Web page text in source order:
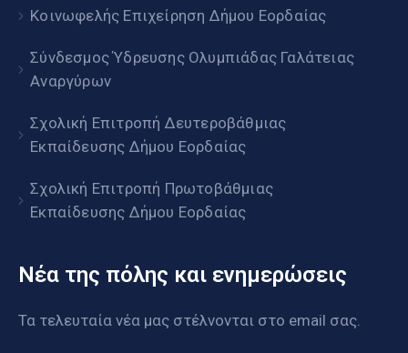
Κοινωφελής Επιχείρηση Δήμου Εορδαίας
Σύνδεσμος Ύδρευσης Ολυμπιάδας Γαλάτειας
Αναργύρων
Σχολική Επιτροπή Δευτεροβάθμιας
Εκπαίδευσης Δήμου Εορδαίας
Σχολική Επιτροπή Πρωτοβάθμιας
Εκπαίδευσης Δήμου Εορδαίας
Νέα της πόλης και ενημερώσεις
Τα τελευταία νέα μας στέλνονται στο email σας.